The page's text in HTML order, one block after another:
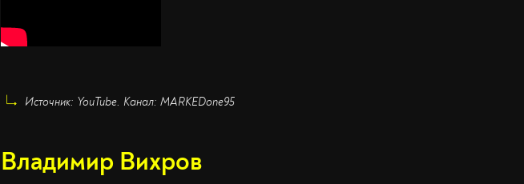
Источник: YouTube. Канал: MARKEDone95
Владимир Вихров